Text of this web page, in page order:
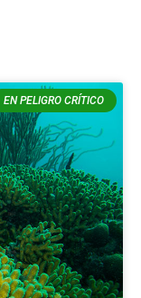
EN PELIGRO CRÍTICO